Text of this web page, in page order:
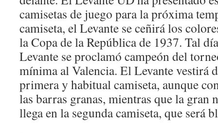
camisetas de juego para la próxima
camiseta, el Levante se ceñirá los
la Copa de la República de 1937. Tal
Levante se proclamó campeón del
mínima al Valencia. El Levante vestirá
primera y habitual camiseta, aunque
las barras granas, mientras que la gran
llega en la segunda camiseta, que será